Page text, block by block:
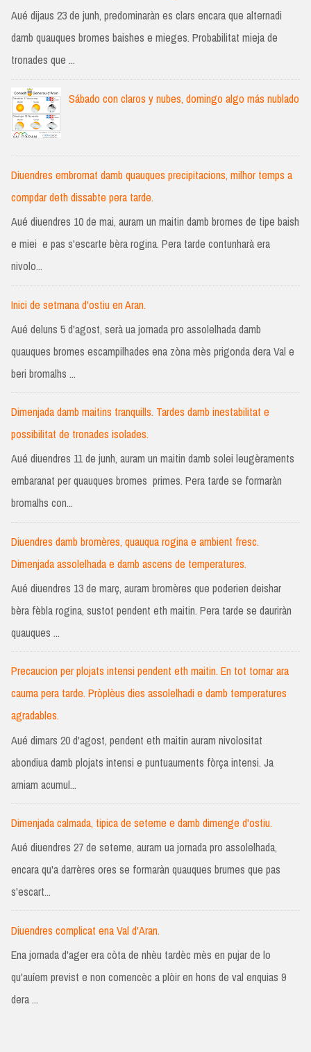
Aué dijaus 23 de junh, predominaràn es clars encara que alternadi
damb quauques bromes baishes e mieges. Probabilitat mieja de
tronades que ...
Sábado con claros y nubes, domingo algo más nublado
Diuendres embromat damb quauques precipitacions, milhor temps a
compdar deth dissabte pera tarde.
Aué diuendres 10 de mai, auram un maitin damb bromes de tipe baish
e miei e pas s'escarte bèra rogina. Pera tarde contunharà era
nivolo...
Inici de setmana d'ostiu en Aran.
Aué deluns 5 d'agost, serà ua jornada pro assolelhada damb
quauques bromes escampilhades ena zòna mès prigonda dera Val e
beri bromalhs ...
Dimenjada damb maitins tranquills. Tardes damb inestabilitat e
possibilitat de tronades isolades.
Aué diuendres 11 de junh, auram un maitin damb solei leugèraments
embaranat per quauques bromes primes. Pera tarde se formaràn
bromalhs con...
Diuendres damb bromères, quauqua rogina e ambient fresc.
Dimenjada assolelhada e damb ascens de temperatures.
Aué diuendres 13 de març, auram bromères que poderien deishar
bèra fèbla rogina, sustot pendent eth maitin. Pera tarde se dauriràn
quauques ...
Precaucion per plojats intensi pendent eth maitin. En tot tornar ara
cauma pera tarde. Pròplèus dies assolelhadi e damb temperatures
agradables.
Aué dimars 20 d'agost, pendent eth maitin auram nivolositat
abondiua damb plojats intensi e puntuauments fòrça intensi. Ja
amiam acumul...
Dimenjada calmada, tipica de seteme e damb dimenge d'ostiu.
Aué diuendres 27 de seteme, auram ua jornada pro assolelhada,
encara qu'a darrères ores se formaràn quauques brumes que pas
s'escart...
Diuendres complicat ena Val d'Aran.
Ena jornada d'ager era còta de nhèu tardèc mès en pujar de lo
qu'auíem previst e non comencèc a plòir en hons de val enquias 9
dera ...